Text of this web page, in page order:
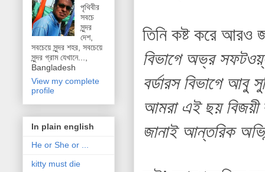
তিনি কষ্ট করে আরও
বিভাগে অভ্র
বর্ডারস বিভাগে আবু
আমরা এই ছয় বিজয়ী
জানাই আন্তরিক
পৃথিবীর
সবচে
সুন্দর
দেশ,
সবচেয়ে সুন্দর শহর, সবচেয়ে
সুন্দর গ্রাম যেখানে...,
Bangladesh
View my complete
profile
In plain english
He or She or ...
kitty must die